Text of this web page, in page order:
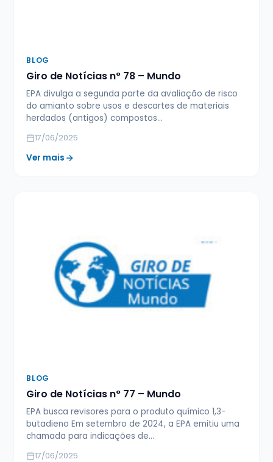
BLOG
Giro de Notícias n° 78 – Mundo
EPA divulga a segunda parte da avaliação de risco
do amianto sobre usos e descartes de materiais
herdados (antigos) compostos…
17/06/2025
Ver mais
BLOG
Giro de Notícias n° 77 – Mundo
EPA busca revisores para o produto químico 1,3-
butadieno Em setembro de 2024, a EPA emitiu uma
chamada para indicações de…
17/06/2025